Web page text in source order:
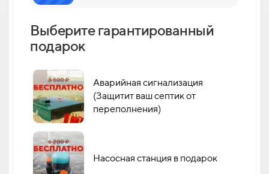
Выберите гарантированный
подарок
Аварийная сигнализация
(Защитит ваш септик от
переполнения)
Насосная станция в подарок